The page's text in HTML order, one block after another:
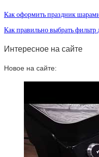
Как оформить праздник
Как правильно выбрать фильтр
Интересное на сайте
Новое на сайте: